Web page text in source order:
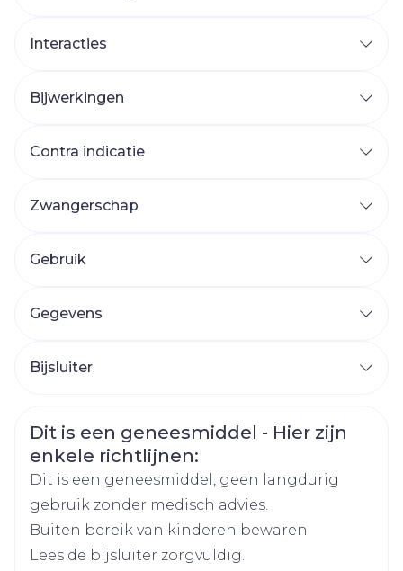
Interacties
Bijwerkingen
Contra indicatie
Zwangerschap
Gebruik
Aanbevolen dosering: 5 mg eenmaal daags.
Met of zonder voedsel
Gegevens
Breedte 58 mm
Lengte 117 mm
Diepte
Bijsluiter
Duits Frans Frans
Veiligheidsinformatie
Dit is een geneesmiddel - Hier zijn
enkele richtlijnen:
Dit is een geneesmiddel, geen langdurig
gebruik zonder medisch advies.
Buiten bereik van kinderen bewaren.
Lees de bijsluiter zorgvuldig.